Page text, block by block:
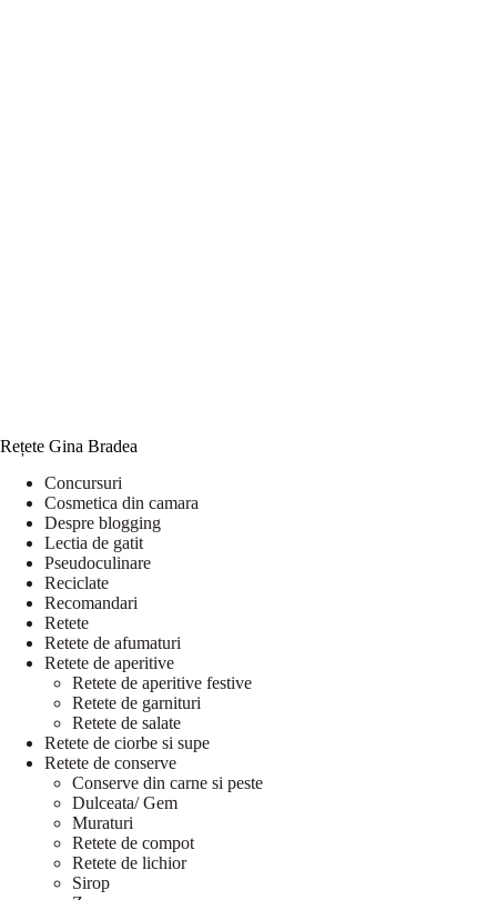
Rețete Gina Bradea
Concursuri
Cosmetica din camara
Despre blogging
Lectia de gatit
Pseudoculinare
Reciclate
Recomandari
Retete
Retete de afumaturi
Retete de aperitive
Retete de aperitive festive
Retete de garnituri
Retete de salate
Retete de ciorbe si supe
Retete de conserve
Conserve din carne si peste
Dulceata/ Gem
Muraturi
Retete de compot
Retete de lichior
Sirop